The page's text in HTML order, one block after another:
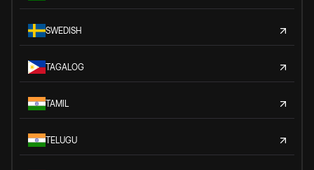
SWEDISH
TAGALOG
TAMIL
TELUGU